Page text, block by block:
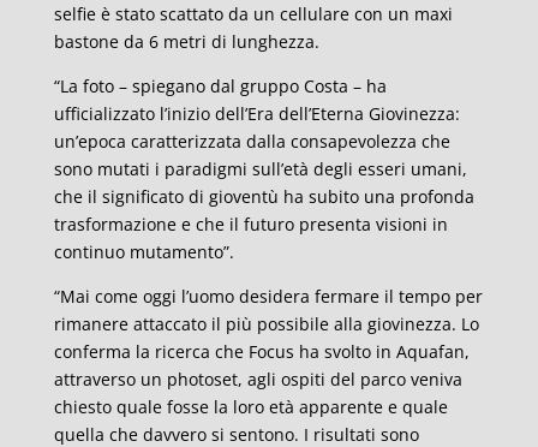
selfie è stato scattato da un cellulare con un maxi
bastone da 6 metri di lunghezza.
“La foto – spiegano dal gruppo Costa – ha
ufficializzato l’inizio dell’Era dell’Eterna Giovinezza:
un’epoca caratterizzata dalla consapevolezza che
sono mutati i paradigmi sull’età degli esseri umani,
che il significato di gioventù ha subito una profonda
trasformazione e che il futuro presenta visioni in
continuo mutamento”.
“Mai come oggi l’uomo desidera fermare il tempo per
rimanere attaccato il più possibile alla giovinezza. Lo
conferma la ricerca che Focus ha svolto in Aquafan,
attraverso un photoset, agli ospiti del parco veniva
chiesto quale fosse la loro età apparente e quale
quella che davvero si sentono. I risultati sono